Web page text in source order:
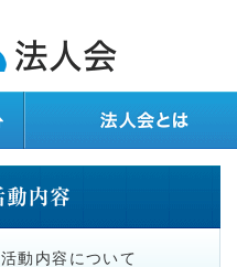
活動内容について